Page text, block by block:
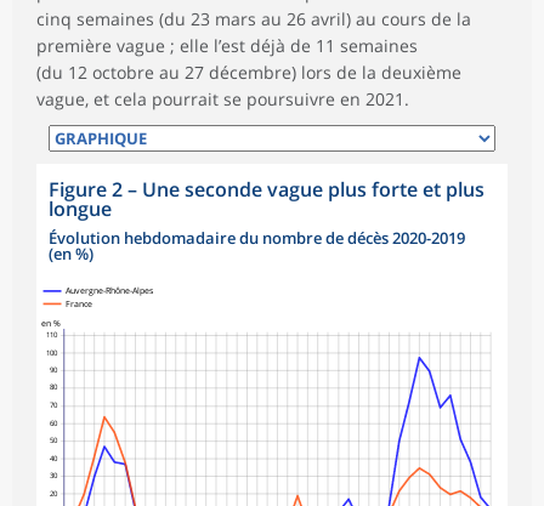
cinq semaines (du 23 mars au 26 avril) au cours de la
première vague ; elle l’est déjà de 11 semaines
(du 12 octobre au 27 décembre) lors de la deuxième
vague, et cela pourrait se poursuivre en 2021.
Figure 2– Une seconde vague plus forte et plus
longue
Évolution hebdomadaire du nombre de décès 2020-2019
(en %)
20
30
40
50
60
70
80
90
100
110
en %
Auvergne-Rhône-Alpes
France